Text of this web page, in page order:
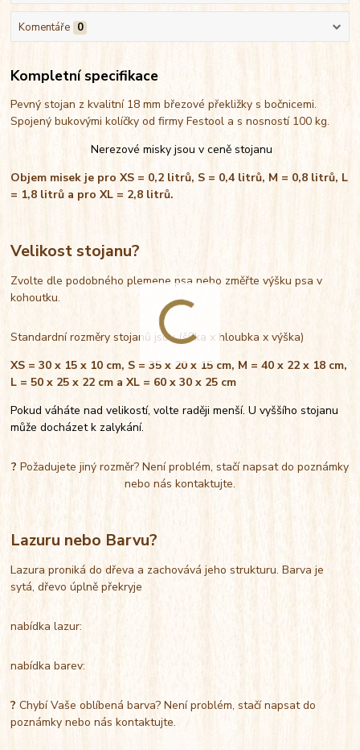
Komentáře 0
Kompletní specifikace
Pevný stojan z kvalitní 18 mm březové překližky s bočnicemi.
Spojený bukovými kolíčky od firmy Festool a s nosností 100 kg.
Nerezové misky jsou v ceně stojanu
Objem misek je pro XS = 0,2 litrů, S = 0,4 litrů, M = 0,8 litrů, L
= 1,8 litrů a pro XL = 2,8 litrů.
Velikost stojanu?
Zvolte dle podobného plemene psa nebo změřte výšku psa v
kohoutku.
Standardní rozměry stojanů jsou (šířka x hloubka x výška)
XS = 30 x 15 x 10 cm, S = 35 x 20 x 15 cm, M = 40 x 22 x 18 cm,
L = 50 x 25 x 22 cm a XL = 60 x 30 x 25 cm
Pokud váháte nad velikostí, volte raději menší. U vyššího stojanu
může docházet k zalykání.
? Požadujete jiný rozměr? Není problém, stačí napsat do poznámky
nebo nás kontaktujte.
Lazuru nebo Barvu?
Lazura proniká do dřeva a zachovává jeho strukturu. Barva je
sytá, dřevo úplně překryje
nabídka lazur:
nabídka barev:
?Chybí Vaše oblíbená barva? Není problém, stačí napsat do
poznámky nebo nás kontaktujte.